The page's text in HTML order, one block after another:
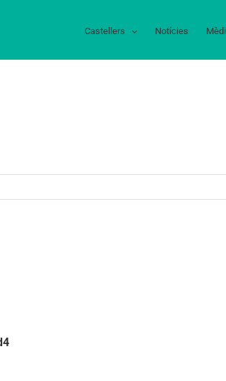
Castellers Notícies